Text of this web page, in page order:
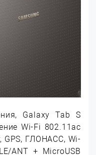
Galaxy Tab S
Wi-Fi 802.11ac
GPS, ГЛОНАСС, Wi-
ANT + MicroUSB